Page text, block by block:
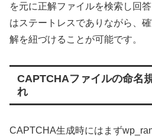
を元に正解ファイルを検索し回
はステートレスでありながら、
解を紐づけることが可能です。
CAPTCHAファイルの命名
れ
CAPTCHA生成時にはまず